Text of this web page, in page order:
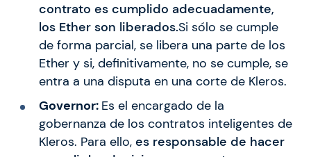
contrato es cumplido adecuadamente,
los Ether son liberados.Si sólo se cumple
de forma parcial, se libera una parte de los
Ether y si, definitivamente, no se cumple, se
entra a una disputa en una corte de Kleros.
Governor: Es el encargado de la
gobernanza de los contratos inteligentes de
Kleros. Para ello, es responsable de hacer